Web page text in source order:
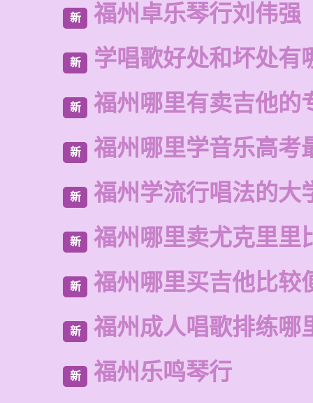
新 福州卓乐琴行刘伟强
新 学唱歌好处和坏处有
新 福州哪里有卖吉他的
新 福州哪里学音乐高考
新 福州学流行唱法的大
新 福州哪里卖尤克里里
新 福州哪里买吉他比较
新 福州成人唱歌排练哪
新 福州乐鸣琴行